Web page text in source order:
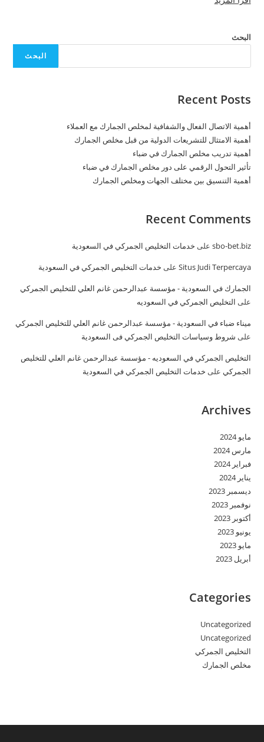
البحث
البحث
Recent Posts
أهمية الاتصال الفعال والشفافية لمخلص الجمارك مع العملاء
أهمية الامتثال للتشريعات الدولية من قبل مخلص الجمارك
أهمية تدريب مخلص الجمارك في ضباء
تأثير التحول الرقمي على دور مخلص الجمارك في ضباء
أهمية التنسيق بين مختلف الجهات ومخلص الجمارك
Recent Comments
sbo-bet.biz على خدمات التخليص الجمركي في السعودية
Situs Judi Terpercaya على خدمات التخليص الجمركي في السعودية
الجمارك في السعودية - مؤسسة عبدالرحمن غانم العلي للتخليص الجمركي
على التخليص الجمركي في السعوديه
ميناء ضباء في السعودية - مؤسسة عبدالرحمن غانم العلي للتخليص الجمركي
على شروط وسياسات التخليص الجمركي فى السعودية
التخليص الجمركي في السعوديه - مؤسسة عبدالرحمن غانم العلي للتخليص
الجمركي على خدمات التخليص الجمركي في السعودية
Archives
مايو 2024
مارس 2024
فبراير 2024
يناير 2024
ديسمبر 2023
نوفمبر 2023
أكتوبر 2023
يونيو 2023
مايو 2023
أبريل 2023
Categories
Uncategorized
Uncategorized
التخليص الجمركي
مخلص الجمارك